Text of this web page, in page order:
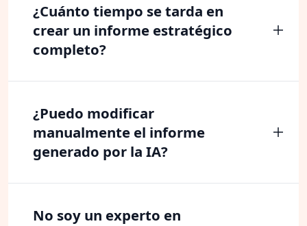
¿Cuánto tiempo se tarda en
crear un informe estratégico
completo?
¿Puedo modificar
manualmente el informe
generado por la IA?
No soy un experto en